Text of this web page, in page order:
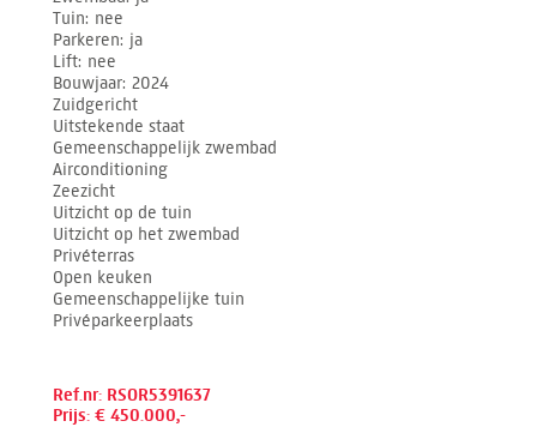
Tuin nee
Parkeren ja
Lift nee
Bouwjaar 2024
Zuidgericht
Uitstekende staat
Gemeenschappelijk zwembad
Airconditioning
Zeezicht
Uitzicht op de tuin
Uitzicht op het zwembad
Privéterras
Open keuken
Gemeenschappelijke tuin
Privéparkeerplaats
Ref.nr: RSOR5391637
Prijs: € 450.000,-